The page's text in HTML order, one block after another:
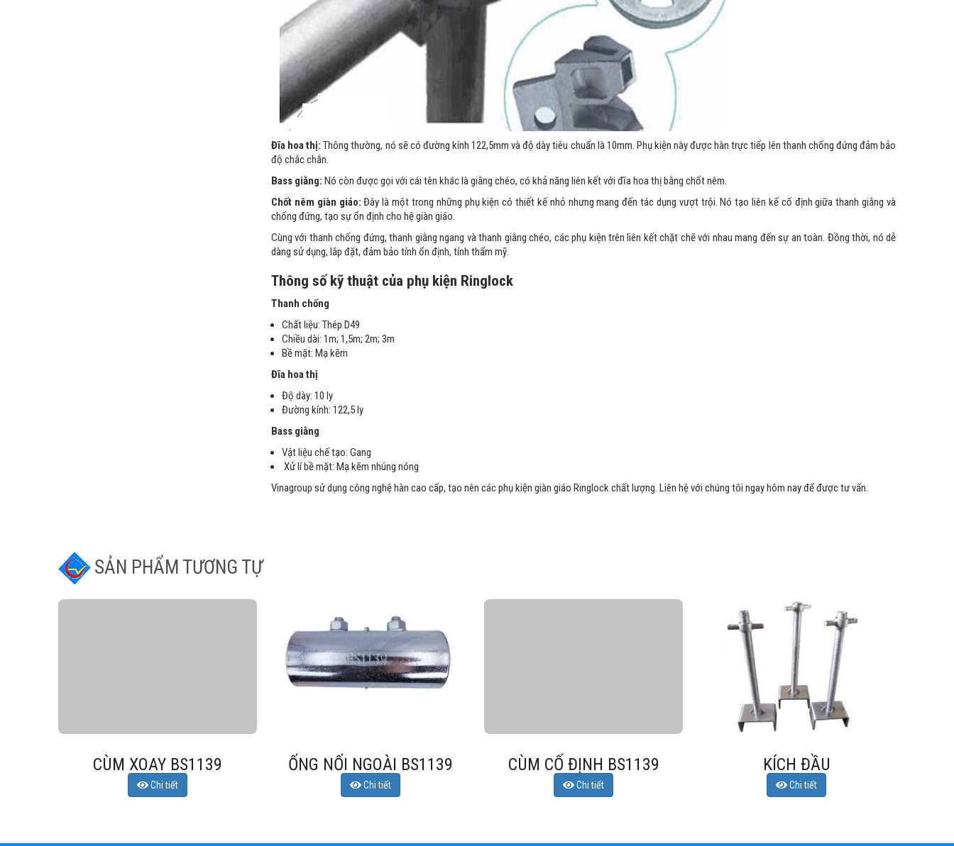
Đĩa hoa thị: Thông thường, nó sẽ có đường kính 122,5mm và độ dày tiêu chuẩn là 10mm. Phụ kiện này được hàn trực tiếp lên thanh chống đứng đảm bảo
độ chắc chắn.
Bass giằng: Nó còn được gọi với cái tên khác là giằng chéo, có khả năng liên kết với đĩa hoa thị bằng chốt nêm.
Chốt nêm giàn giáo: Đây là một trong những phụ kiện có thiết kế nhỏ nhưng mang đến tác dụng vượt trội. Nó tạo liên kế cố định giữa thanh giằng và
chống đứng, tạo sự ổn định cho hệ giàn giáo.
Cùng với thanh chống đứng, thanh giằng ngang và thanh giằng chéo, các phụ kiện trên liên kết chặt chẽ với nhau mang đến sự an toàn. Đồng thời, nó dễ
dàng sử dụng, lắp đặt, đảm bảo tính ổn định, tính thẩm mỹ.
Thông số kỹ thuật của phụ kiện Ringlock
Thanh chống
Chất liệu: Thép D49
Chiều dài: 1m; 1,5m; 2m; 3m
Bề mặt: Mạ kẽm
Đĩa hoa thị
Độ dày: 10 ly
Đường kính: 122,5 ly
Bass giằng
Vật liệu chế tạo: Gang
Xử lí bề mặt: Mạ kẽm nhúng nóng
Vinagroup sử dụng công nghệ hàn cao cấp, tạo nên các phụ kiện giàn giáo Ringlock chất lượng. Liên hệ với chúng tôi ngay hôm nay để được tư vấn.
SẢN PHẨM TƯƠNG TỰ
ỐNG NỐI NGOÀI BS1139
Chi tiết
CÙM CỐ ĐỊNH BS1139
Chi tiết
KÍCH ĐẦU
Chi tiết
ĐẦU KÍCH
Chi tiết